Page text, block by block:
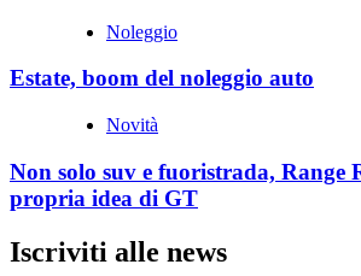
Noleggio
Estate, boom del noleggio auto
Novità
Non solo suv e fuoristrada, Range
propria idea di GT
Iscriviti alle news